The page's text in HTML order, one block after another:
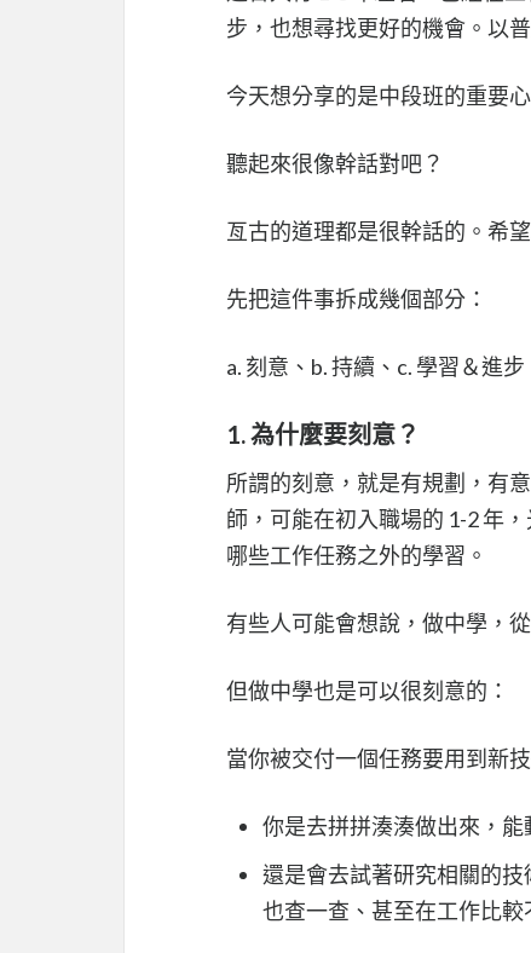
步，也想尋找更好的機會。以
今天想分享的是中段班的重要心
聽起來很像幹話對吧？
亙古的道理都是很幹話的。希
先把這件事拆成幾個部分：
a. 刻意、b. 持續、c. 學習＆進步
1. 為什麼要刻意？
所謂的刻意，就是有規劃，有
師，可能在初入職場的 1-2 年
哪些工作任務之外的學習。
有些人可能會想說，做中學，
但做中學也是可以很刻意的：
當你被交付一個任務要用到新技
你是去拼拼湊湊做出來，能
還是會去試著研究相關的
也查一查、甚至在工作比較